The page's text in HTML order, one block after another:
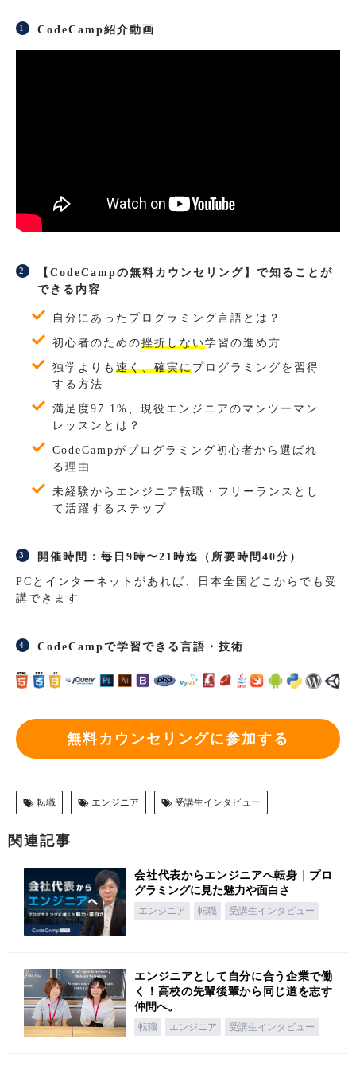
CodeCamp紹介動画
【CodeCampの無料カウンセリング】で知ることが
できる内容
自分にあったプログラミング言語とは？
初心者のための挫折しない学習の進め方
独学よりも 速く、確実にプログラミングを習得
する方法
満足度97.1%、現役エンジニアのマンツーマン
レッスンとは？
CodeCampがプログラミング初心者から選ばれ
る理由
未経験からエンジニア転職・フリーランスとし
て活躍するステップ
開催時間：毎日9時〜21時迄（所要時間40分）
PCとインターネットがあれば、日本全国どこからでも受
講できます
CodeCampで学習できる言語・技術
無料カウンセリングに参加する
転職 エンジニア 受講生インタビュー
関連記事
会社代表からエンジニアへ転身｜プロ
グラミングに見た魅力や面白さ
エンジニア 転職 受講生インタビュー
エンジニアとして自分に合う企業で働
く！高校の先輩後輩から同じ道を志す
仲間へ。
転職 エンジニア 受講生インタビュー